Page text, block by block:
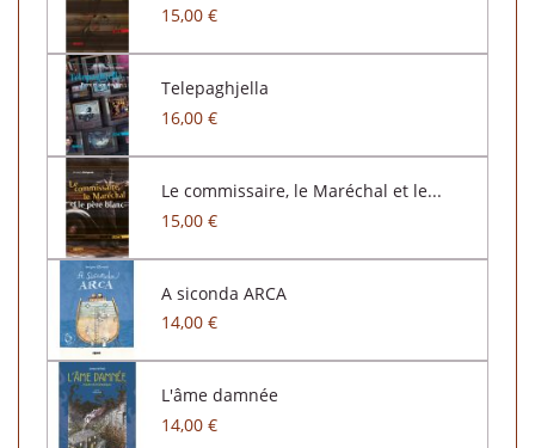
15,00 €
Telepaghjella
16,00 €
Le commissaire, le Maréchal et le...
15,00 €
A siconda ARCA
14,00 €
L'âme damnée
14,00 €